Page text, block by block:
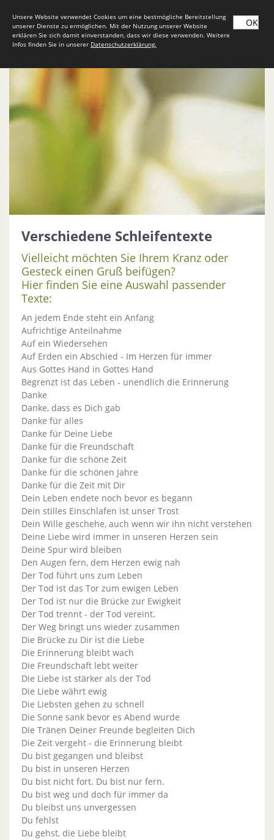
Verschiedene Schleifentexte
Vielleicht möchten Sie Ihrem Kranz oder
Gesteck einen Gruß beifügen?
Hier finden Sie eine Auswahl passender
Texte:
An jedem Ende steht ein Anfang
Aufrichtige Anteilnahme
Auf ein Wiedersehen
Auf Erden ein Abschied - Im Herzen für immer
Aus Gottes Hand in Gottes Hand
Begrenzt ist das Leben - unendlich die Erinnerung
Danke
Danke, dass es Dich gab
Danke für alles
Danke für Deine Liebe
Danke für die Freundschaft
Danke für die schöne Zeit
Danke für die schönen Jahre
Danke für die Zeit mit Dir
Dein Leben endete noch bevor es begann
Dein stilles Einschlafen ist unser Trost
Dein Wille geschehe, auch wenn wir ihn nicht verstehen
Deine Liebe wird immer in unseren Herzen sein
Deine Spur wird bleiben
Den Augen fern, dem Herzen ewig nah
Der Tod führt uns zum Leben
Der Tod ist das Tor zum ewigen Leben
Der Tod ist nur die Brücke zur Ewigkeit
Der Tod trennt - der Tod vereint.
Der Weg bringt uns wieder zusammen
Die Brücke zu Dir ist die Liebe
Die Erinnerung bleibt wach
Die Freundschaft lebt weiter
Die Liebe ist stärker als der Tod
Die Liebe währt ewig
Die Liebsten gehen zu schnell
Die Sonne sank bevor es Abend wurde
Die Tränen Deiner Freunde begleiten Dich
Die Zeit vergeht - die Erinnerung bleibt
Du bist gegangen und bleibst
Du bist in unseren Herzen
Du bist nicht fort. Du bist nur fern.
Du bist weg und doch für immer da
Du bleibst uns unvergessen
Du fehlst
Du gehst, die Liebe bleibt
OK
Unsere Website verwendet Cookies um eine bestmögliche Bereitstellung
unserer Dienste zu ermöglichen. Mit der Nutzung unserer Website
erklären Sie sich damit einverstanden, dass wir diese verwenden. Weitere
Infos finden Sie in unserer Datenschutzerklärung.